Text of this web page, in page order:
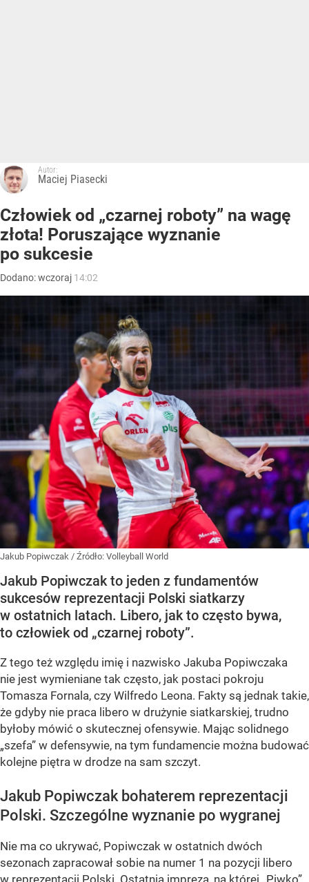
Autor:
Maciej Piasecki
Człowiek od „czarnej roboty” na wagę
złota! Poruszające wyznanie
po sukcesie
Dodano:wczoraj 14:02
Jakub Popiwczak / Źródło: Volleyball World
Jakub Popiwczak to jeden z fundamentów
sukcesów reprezentacji Polski siatkarzy
w ostatnich latach. Libero, jak to często bywa,
to człowiek od „czarnej roboty”.
Z tego też względu imię i nazwisko Jakuba Popiwczaka
nie jest wymieniane tak często, jak postaci pokroju
Tomasza Fornala, czy Wilfredo Leona. Fakty są jednak takie,
że gdyby nie praca libero w drużynie siatkarskiej, trudno
byłoby mówić o skutecznej ofensywie. Mając solidnego
„szefa” w defensywie, na tym fundamencie można budować
kolejne piętra w drodze na sam szczyt.
Jakub Popiwczak bohaterem reprezentacji
Polski. Szczególne wyznanie po wygranej
Nie ma co ukrywać, Popiwczak w ostatnich dwóch
sezonach zapracował sobie na numer 1 na pozycji libero
w reprezentacji Polski. Ostatnią imprezą, na której „Piwko”